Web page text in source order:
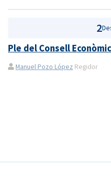
2
Ple del Consell
Manuel Pozo López Regidor